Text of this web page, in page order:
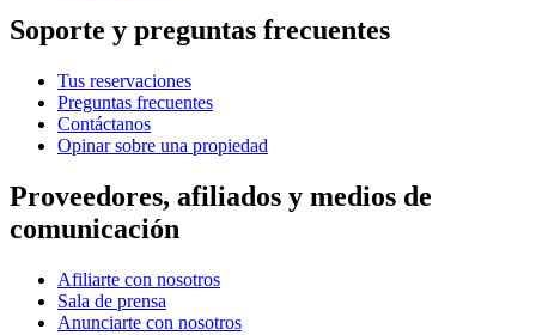
Soporte y preguntas frecuentes
Tus reservaciones
Preguntas frecuentes
Contáctanos
Opinar sobre una propiedad
Proveedores, afiliados y medios de
comunicación
Afiliarte con nosotros
Sala de prensa
Anunciarte con nosotros